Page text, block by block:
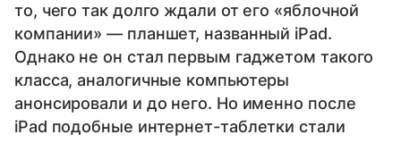
то, чего так долго ждали от его «яблочной
компании» — планшет, названный iPad.
Однако не он стал первым гаджетом такого
класса, аналогичные компьютеры
анонсировали и до него. Но именно после
iPad подобные интернет-таблетки стали